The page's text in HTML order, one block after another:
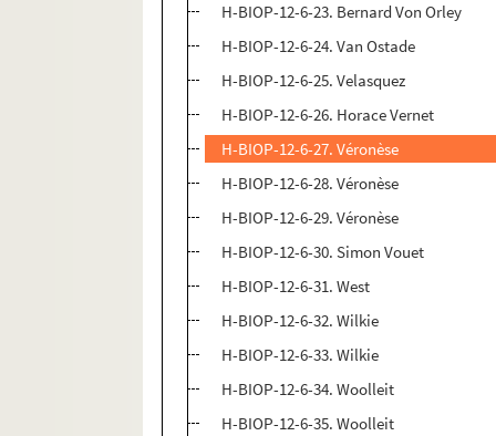
H-BIOP-12-6-23. Bernard Von Orley
H-BIOP-12-6-24. Van Ostade
H-BIOP-12-6-25. Velasquez
H-BIOP-12-6-26. Horace Vernet
H-BIOP-12-6-27. Véronèse
H-BIOP-12-6-28. Véronèse
H-BIOP-12-6-29. Véronèse
H-BIOP-12-6-30. Simon Vouet
H-BIOP-12-6-31. West
H-BIOP-12-6-32. Wilkie
H-BIOP-12-6-33. Wilkie
H-BIOP-12-6-34. Woolleit
H-BIOP-12-6-35. Woolleit